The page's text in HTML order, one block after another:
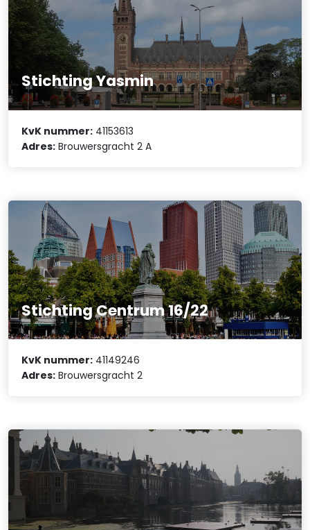
Stichting Yasmin
KvK nummer: 41153613
Adres: Brouwersgracht 2 A
Stichting Centrum 16/22
KvK nummer: 41149246
Adres: Brouwersgracht 2